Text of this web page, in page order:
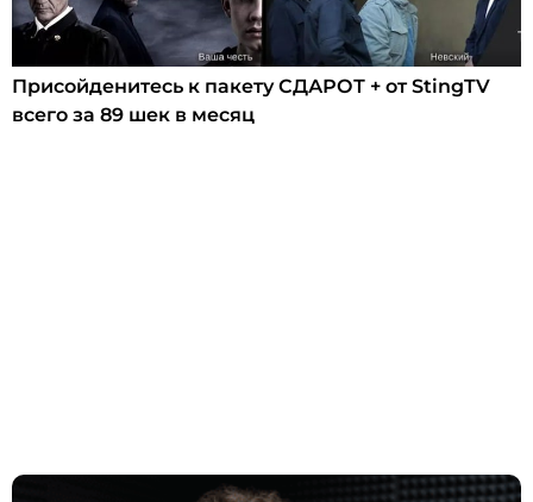
Присойденитесь к пакету СДАРОТ + от StingTV
всего за 89 шек в месяц